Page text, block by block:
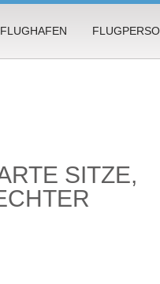
FLUGHAFEN
SITZE,